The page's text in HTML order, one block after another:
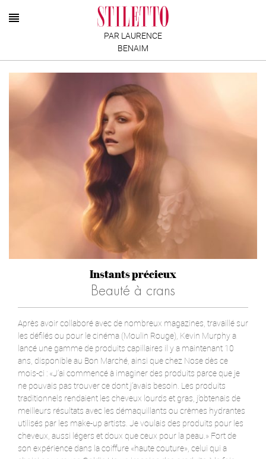
PAR LAURENCE
BENAIM
Instants précieux
Beauté à crans
Après avoir collaboré avec de nombreux magazines, travaillé sur
les défilés ou pour le cinéma (Moulin Rouge), Kevin Murphy a
lancé une gamme de produits capillaires il y a maintenant 10
ans, disponible au Bon Marché, ainsi que chez Nose dès ce
mois-ci : «J’ai commencé à imaginer des produits parce que je
ne pouvais pas trouver ce dont j’avais besoin. Les produits
traditionnels rendaient les cheveux lourds et gras, j’obtenais de
meilleurs résultats avec les démaquillants ou crèmes hydrantes
utilisés par les make-up artists. Je voulais des produits pour les
cheveux, aussi légers et doux que ceux pour la peau.» Fort de
son expérience dans la coiffure «haute couture», celui qui a